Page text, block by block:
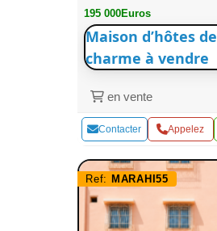
195 000Euros
Maison d’hôtes de
charme à vendre
en vente
Contacter Appelez
Ref: MARAHI55